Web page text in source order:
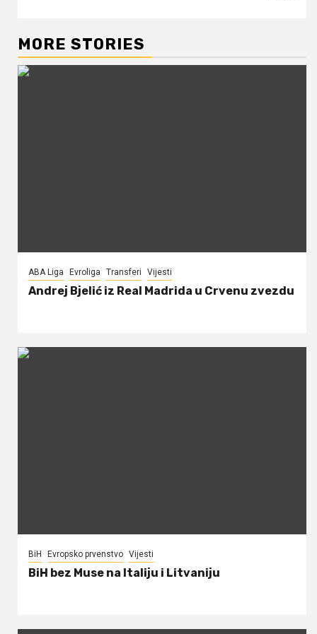
MORE STORIES
ABA Liga Evroliga Transferi Vijesti
Andrej Bjelić iz Real Madrida u Crvenu zvezdu
BiH Evropsko prvenstvo Vijesti
BiH bez Muse na Italiju i Litvaniju